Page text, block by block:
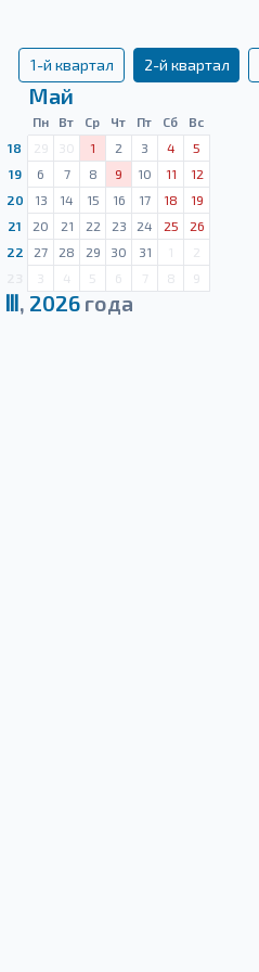
1-й квартал 2-й квартал
Май
Пн Вт Ср Чт Пт Сб
Вс
18
29 30 1 2 3 4
5
19
6 7 8 9 10 11
12
20
13 14 15 16 17 18
19
21
20 21 22 23 24 25
26
22
27 28 29 30 31 1
2
3 4 5 6 7 8 9
Ⅲ, 2026года